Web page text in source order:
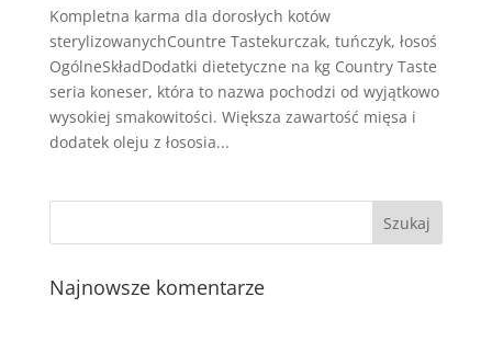
Kompletna karma dla dorosłych kotów
sterylizowanychCountre Tastekurczak, tuńczyk, łosoś
OgólneSkładDodatki dietetyczne na kg Country Taste
seria koneser, która to nazwa pochodzi od wyjątkowo
wysokiej smakowitości. Większa zawartość mięsa i
dodatek oleju z łososia...
Najnowsze komentarze